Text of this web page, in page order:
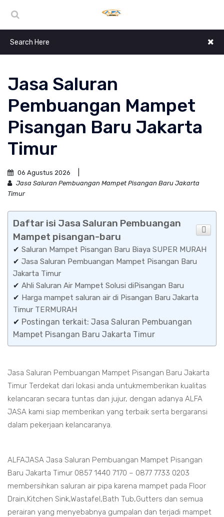
Jasa Saluran
Pembuangan Mampet
Pisangan Baru Jakarta
Timur
06 Agustus 2026
Jasa Saluran Pembuangan Mampet Pisangan Baru Jakarta
Timur
Daftar isi Jasa Saluran Pembuangan
Mampet pisangan-baru
✔ Saluran Mampet Pisangan Baru Biaya SUPER MURAH
✔ Jasa Saluran Pembuangan Mampet Pisangan Baru
Jakarta Timur
✔ Ahli Saluran Air Mampet Solusi diPisangan Baru
✔ Harga mampet saluran air di Pisangan Baru Jakarta
Timur TERMURAH
✔ Postingan terkait: Jasa Saluran Pembuangan
Mampet Pisangan Baru Jakarta Timur
Jasa Saluran Pembuangan Mampet Pisangan Baru Jakarta
Timur Terdekat dari lokasi anda untukmemberikan kualitas
kelancaran secara tuntas dan jujur, dengan adanya ALFA
JASA kami siap memberikan yang terbaik serta bergaransi
dalam pekerjaan kelancaranya.
ALFAJASA Jasa Saluran Pembuangan Mampet Pisangan
Baru Jakarta Timur 0857 1440 7170 – 0877 7733 0203
membersihkan saluran air pipa karena mampet pada Floor
Drain,Kitchen Sink,Wastafel,Bath Tub,Gutters dan semua
perairan yang menyebabnya gumpalan dan terjadi mampet